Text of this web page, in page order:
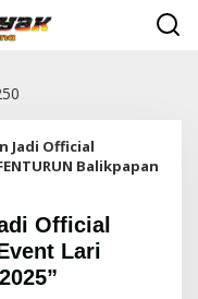
Jadi Official
Balikpapan
Official
Lari